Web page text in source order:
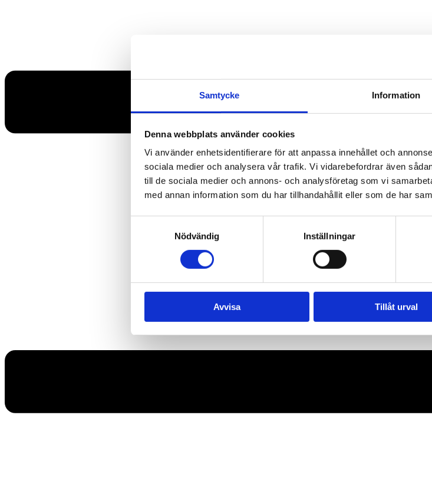
Samtycke Information
Denna webbplats använder cookies
Vi använder enhetsidentifierare för att anpassa innehållet och
sociala medier och analysera vår trafik. Vi vidarebefordrar även
till de sociala medier och annons- och analysföretag som vi
med annan information som du har tillhandahållit eller som de har
Nödvändig
Inställningar
Avvisa Tillåt urval